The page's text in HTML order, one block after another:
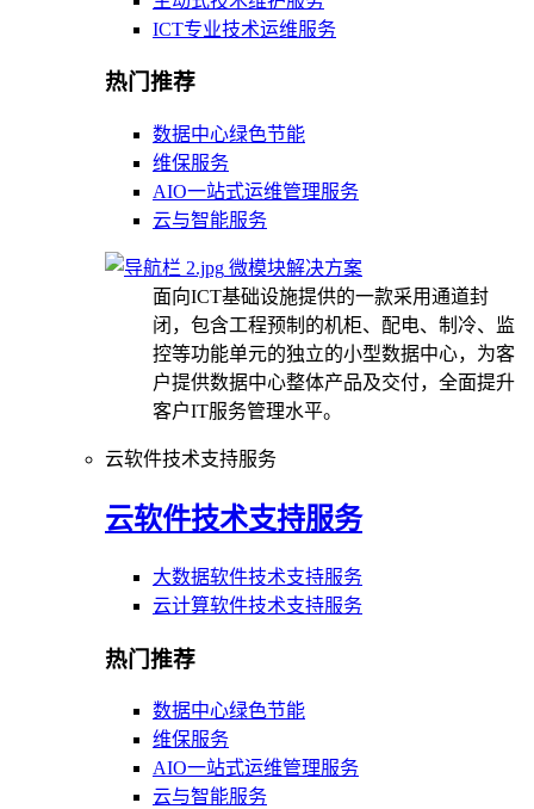
ICT专业技术运维服务
热门推荐
数据中心绿色节能
维保服务
AIO一站式运维管理服务
云与智能服务
微模块解决方案
面向ICT基础设施提供的一款采用通道封
闭，包含工程预制的机柜、配电、制冷、监
控等功能单元的独立的小型数据中心，为客
户提供数据中心整体产品及交付，全面提升
客户IT服务管理水平。
云软件技术支持服务
云软件技术支持服务
大数据软件技术支持服务
云计算软件技术支持服务
热门推荐
数据中心绿色节能
维保服务
AIO一站式运维管理服务
云与智能服务